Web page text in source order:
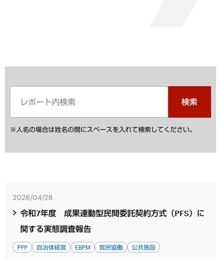
検索
※人名の場合は姓名の間にスペースを入れて検索してください。
2026/04/28
令和7年度 成果連動型民間委託契約方式（PFS）に
関する実態調査報告
PPP 自治体経営 EBPM 官民協働 公共施設